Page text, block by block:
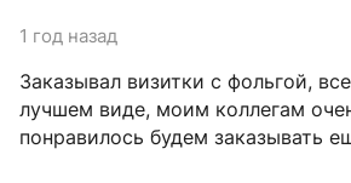
1 год назад
Заказывал визитки с фольгой,
лучшем виде, моим коллегам
понравилось будем заказывать